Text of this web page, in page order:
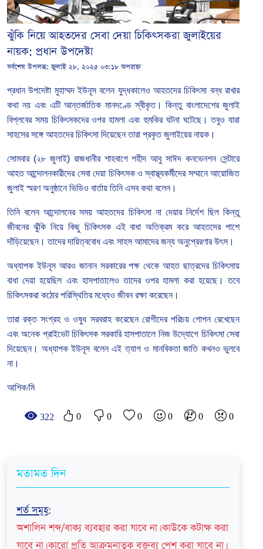
ঝুঁকি নিয়ে আহতদের সেবা দেয়া চিকিৎসকরা জুলাইয়ের
নায়ক: প্রধান উপদেষ্টা
সর্বশেষ উপলব্ধ:জুলাই ২৮, ২০২৫ ০৩:১৮ অপরাহ্ন
প্রধান উপদেষ্টা মুহাম্মদ ইউনূস বলেন যুদ্ধকালেও আহতদের চিকিৎসা বন্ধ রাখার
কথা নয় এবং এটি আন্তর্জাতিক মানদণ্ডে স্বীকৃত। কিন্তু বাংলাদেশের জুলাই
বিপ্লবের সময় চিকিৎসকদের ওপর হামলা এবং হুমকির ঘটনা ঘটেছে। তবুও যারা
সাহসের সঙ্গে আহতদের চিকিৎসা দিয়েছেন তারা প্রকৃত জুলাইয়ের নায়ক।
সোমবার (২৮ জুলাই) রাজধানীর শাহবাগে শহীদ আবু সাঈদ কনভেনশন সেন্টারে
আহত আন্দোলনকারীদের সেবা দেয়া চিকিৎসক ও স্বাস্থ্যকর্মীদের সম্মানে আয়োজিত
জুলাই স্মরণ অনুষ্ঠানে ভিডিও বার্তায় তিনি এসব কথা বলেন।
তিনি বলেন আন্দোলনের সময় আহতদের চিকিৎসা না দেয়ার নির্দেশ ছিল কিন্তু
জীবনের ঝুঁকি নিয়ে কিছু চিকিৎসক এই বাধা অতিক্রম করে আহতদের পাশে
দাঁড়িয়েছেন। তাদের দায়িত্ববোধ এবং সাহস আমাদের জন্য অনুপ্রেরণার উৎস।
অধ্যাপক ইউনূস আরও জানান সরকারের পক্ষ থেকে আহত ছাত্রদের চিকিৎসায়
বাধা দেয়া হয়েছিল এবং হাসপাতালেও তাদের ওপর হামলা করা হয়েছে।
তবে
চিকিৎসকরা কঠোর পরিস্থিতির মধ্যেও জীবন রক্ষা করেছেন।
তারা রক্ত সংগ্রহ ও ওষুধ সরবরাহ করেছেন রোগীদের পরিচয় গোপন রেখেছেন
এবং অনেক প্রাইভেট চিকিৎসক সরকারি হাসপাতালে নিজ উদ্যোগে চিকিৎসা সেবা
দিয়েছেন। অধ্যাপক ইউনূস বলেন এই ত্যাগ ও মানবিকতা জাতি কখনও ভুলবে
না।
আশিক/মি
322 0 0 0 0 0 0
মতামত দিন
শর্ত সমূহ:
অশালিন শব্দ/বাক্য ব্যবহার করা যাবে না। কাউকে কটাক্ষ করা
যাবে না। কারো প্রতি আক্রমনাত্বক বক্তব্য পেশ করা যাবে না।